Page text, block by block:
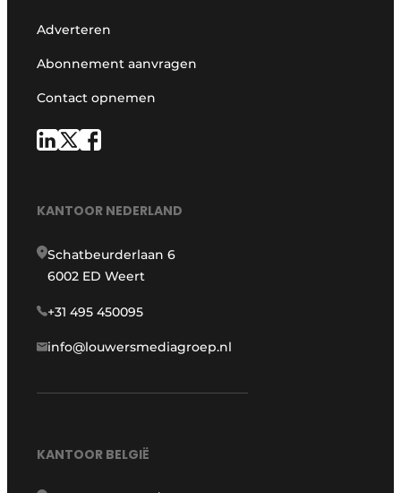
Adverteren
Abonnement aanvragen
Contact opnemen
KANTOOR NEDERLAND
Schatbeurderlaan 6
6002 ED Weert
+31 495 450095
info@louwersmediagroep.nl
KANTOOR BELGIË